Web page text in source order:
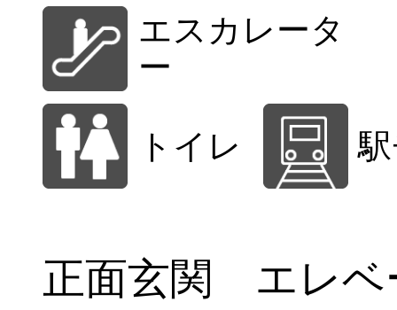
エスカレータ
ー
トイレ
正面玄関 エレベ